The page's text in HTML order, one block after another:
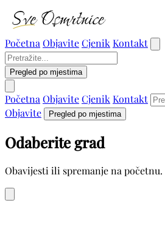
Početna ObjaviteCjenik Kontakt
Pregled po mjestima
Početna ObjaviteCjenik Kontakt
Objavite
Pregled po mjestima
Odaberite grad
Obavijesti ili spremanje na početnu.